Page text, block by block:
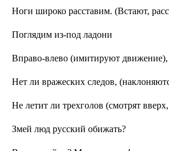
Ноги широко расставим. (Встают,
Поглядим из-под ладони
Вправо-влево (имитируют движение),
Нет ли вражеских следов,
Не летит ли трехголов (смотрят
Змей люд русский обижать?